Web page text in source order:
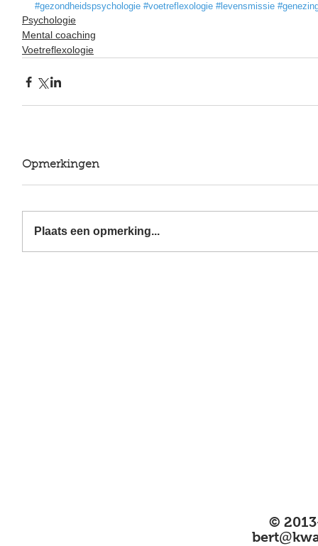
#gezondheidspsychologie #voetreflexologie #levensmissie
Psychologie
Mental coaching
Voetreflexologie
Opmerkingen
Plaats een opmerking...
©
bert@